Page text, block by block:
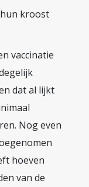
hun kroost
vaccinatie
dat al lijkt
Nog even
hoeven
van de